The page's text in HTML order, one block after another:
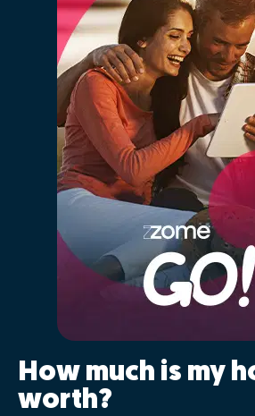
How much is my
worth?